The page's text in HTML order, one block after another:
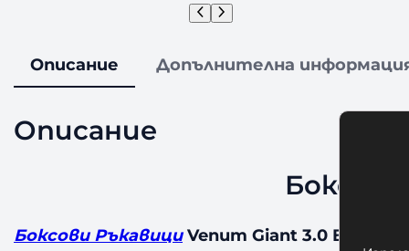
Описание Допълнителна
Описание
Боксови РъкавициVenum Giant 3.0 Black/